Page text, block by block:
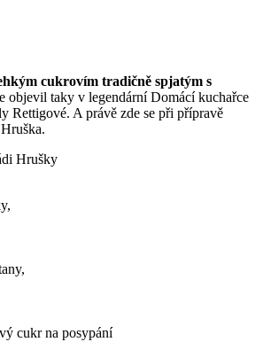
cukrovím tradičně spjatým s
objevil taky v legendární Domácí kuchařce
Rettigové. A právě zde se při přípravě
cukr na posypání